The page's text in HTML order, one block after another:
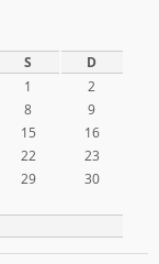
S D
1
2
8
9
15
16
22
23
29
30